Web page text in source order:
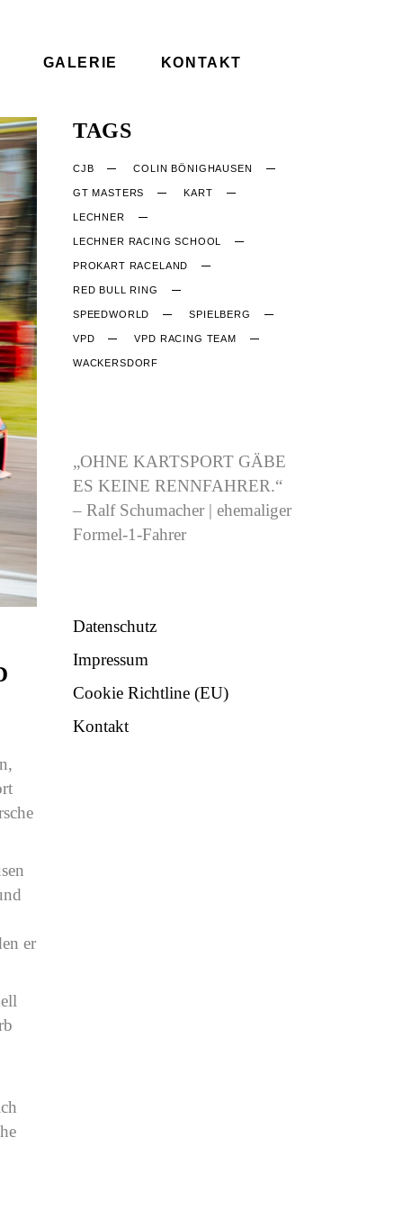
GALERIE KONTAKT
er
TAGS
CJB COLIN BÖNIGHAUSEN
GT MASTERS KART
LECHNER
LECHNER RACING SCHOOL
PROKART RACELAND
RED BULL RING
SPEEDWORLD SPIELBERG
VPD VPD RACING TEAM
WACKERSDORF
„OHNE KARTSPORT GÄBE
ES KEINE RENNFAHRER.“
– Ralf Schumacher | ehemaliger
Formel-1-Fahrer
Datenschutz
Impressum
Cookie Richtline (EU)
Kontakt